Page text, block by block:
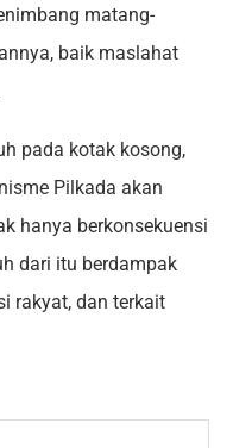
matang-
baik maslahat
pada kotak kosong,
Pilkada akan
hanya berkonsekuensi
dari itu berdampak
rakyat, dan terkait